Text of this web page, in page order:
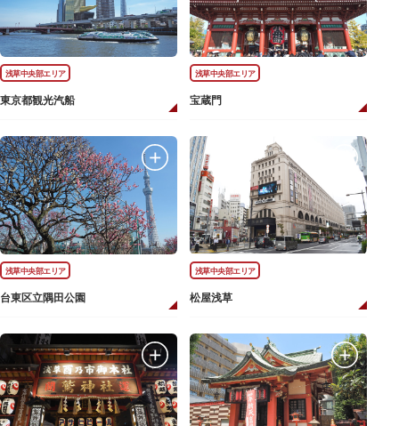
浅草中央部エリア
東京都観光汽船
浅草中央部エリア
宝蔵門
浅草中央部エリア
台東区立隅田公園
浅草中央部エリア
松屋浅草